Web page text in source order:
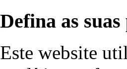
Defina as
Este website